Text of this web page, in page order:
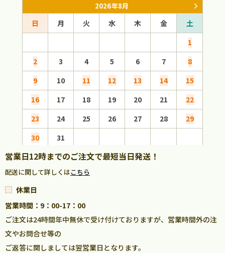
2026年8月
日 月 火 水 木 金
土
1
2
3 4 5 6 7
8
9
10 11 12 13 14
15
16
17 18 19 20 21
22
23
24 25 26 27 28
29
30
31
営業日12時までのご注文で最短当日発送！
配送に関して詳しくはこちら
休業日
営業時間：9：00-17：00
ご注文は24時間年中無休で受け付けておりますが、営業時間外の注
文やお問合せ等の
ご返答に関しましては翌営業日となります。